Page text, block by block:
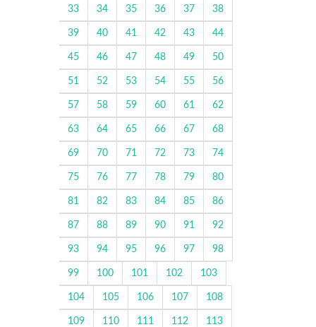
33 34 35 36 37 38
39 40 41 42 43 44
45 46 47 48 49 50
51 52 53 54 55 56
57 58 59 60 61 62
63 64 65 66 67 68
69 70 71 72 73 74
75 76 77 78 79 80
81 82 83 84 85 86
87 88 89 90 91 92
93 94 95 96 97 98
99 100 101 102 103
104 105 106 107 108
109 110 111 112 113